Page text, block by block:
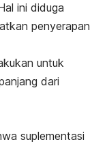
ini diduga
penyerapan
untuk
dari
suplementasi